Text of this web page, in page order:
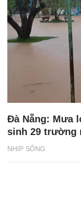
NHỊP SỐNG
Đà Nẵng: Mưa
sinh 29 trường